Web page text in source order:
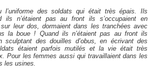
l’uniforme des soldats qui était très épais. Ils
ils n’étaient pas au front ils s’occupaient en
leur dos, dormaient dans les tranchées avec
la boue ! Quand ils n’étaient pas au front ils
sculptant des douilles d’obus, en écrivant des
étaient parfois mutilés et la vie était très
Pour les femmes aussi qui travaillaient dans les
les usines.